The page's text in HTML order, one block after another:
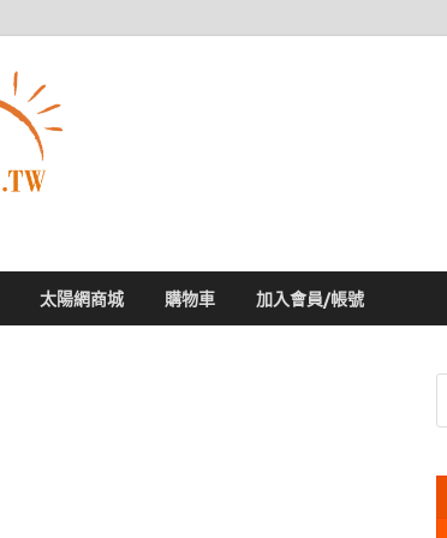
太陽網商城 購物車 加入會員/帳號